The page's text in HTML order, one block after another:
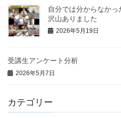
自分では分からなかっ
沢山ありました
2026年5月19日
受講生アンケート分析
2026年5月7日
カテゴリー